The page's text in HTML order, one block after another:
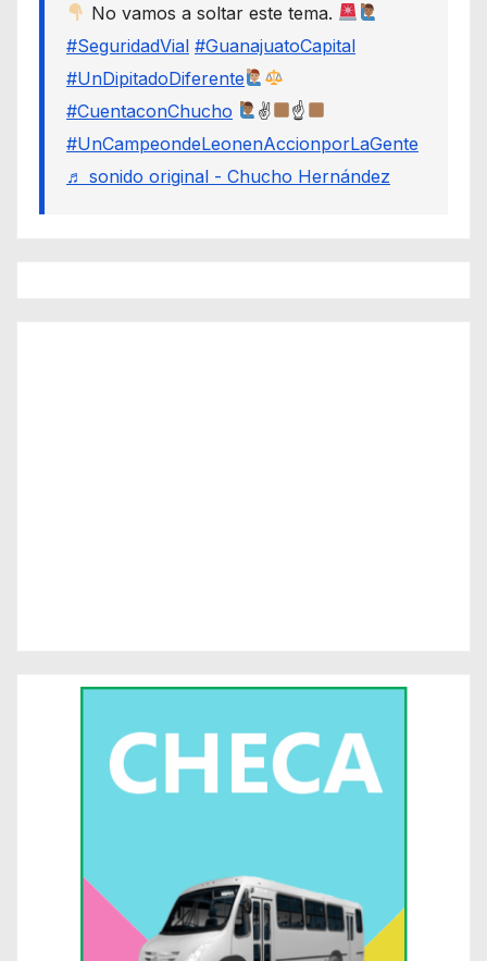
No vamos a soltar este tema.
#SeguridadVial #GuanajuatoCapital
#UnDipitadoDiferente
#CuentaconChucho
✌
☝
#UnCampeondeLeonenAccionporLaGente
♬ sonido original - Chucho Hernández